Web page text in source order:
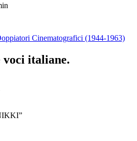
Cinematografici (1944-1963)
voci italiane.
”